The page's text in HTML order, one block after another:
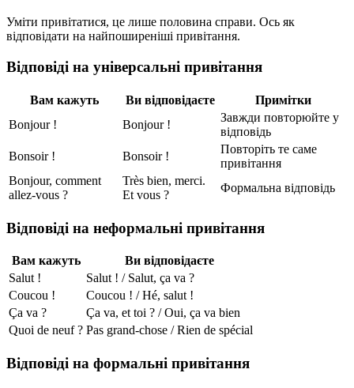
Уміти привітатися, це лише половина справи. Ось як
відповідати на найпоширеніші привітання.
Відповіді на універсальні привітання
Вам кажуть Ви відповідаєте
Примітки
Bonjour !
Bonjour !
Завжди повторюйте у
відповідь
Bonsoir !
Bonsoir !
Повторіть те саме
привітання
Bonjour, comment
allez-vous ?
Très bien, merci.
Et vous ?
Формальна відповідь
Відповіді на неформальні привітання
Вам кажуть
Ви відповідаєте
Salut !
Salut ! / Salut, ça va ?
Coucou !
Coucou ! / Hé, salut !
Ça va ?
Ça va, et toi ? / Oui, ça va bien
Quoi de neuf ? Pas grand-chose / Rien de spécial
Відповіді на формальні привітання